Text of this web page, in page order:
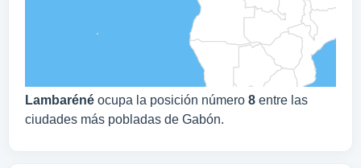
Lambaréné ocupa la posición número 8 entre las
ciudades más pobladas de Gabón.